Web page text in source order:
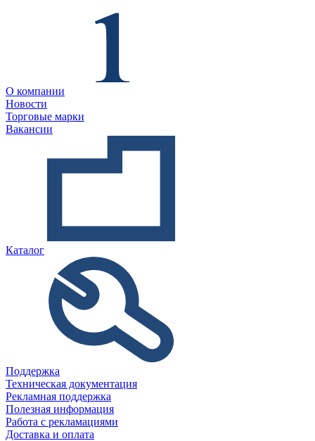
О компании
Новости
Торговые марки
Вакансии
Каталог
Поддержка
Техническая документация
Рекламная поддержка
Полезная информация
Работа с рекламациями
Доставка и оплата